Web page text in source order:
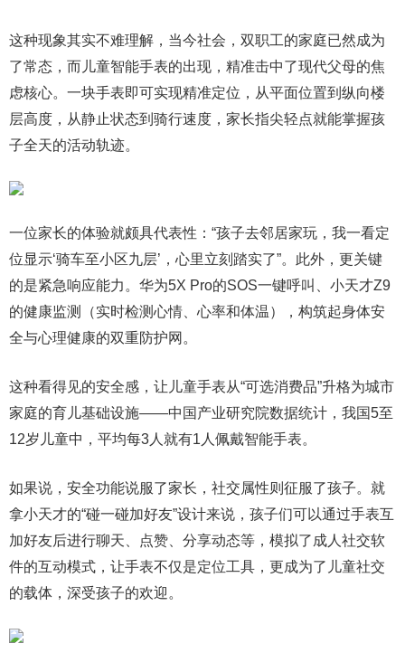
这种现象其实不难理解，当今社会，双职工的家庭已然成为
了常态，而儿童智能手表的出现，精准击中了现代父母的焦
虑核心。一块手表即可实现精准定位，从平面位置到纵向楼
层高度，从静止状态到骑行速度，家长指尖轻点就能掌握孩
子全天的活动轨迹。
一位家长的体验就颇具代表性：“孩子去邻居家玩，我一看定
位显示‘骑车至小区九层’，心里立刻踏实了”。此外，更关键
的是紧急响应能力。华为5X Pro的SOS一键呼叫、小天才Z9
的健康监测（实时检测心情、心率和体温），构筑起身体安
全与心理健康的双重防护网。
这种看得见的安全感，让儿童手表从“可选消费品”升格为城市
家庭的育儿基础设施——中国产业研究院数据统计，我国5至
12岁儿童中，平均每3人就有1人佩戴智能手表。
如果说，安全功能说服了家长，社交属性则征服了孩子。就
拿小天才的“碰一碰加好友”设计来说，孩子们可以通过手表互
加好友后进行聊天、点赞、分享动态等，模拟了成人社交软
件的互动模式，让手表不仅是定位工具，更成为了儿童社交
的载体，深受孩子的欢迎。